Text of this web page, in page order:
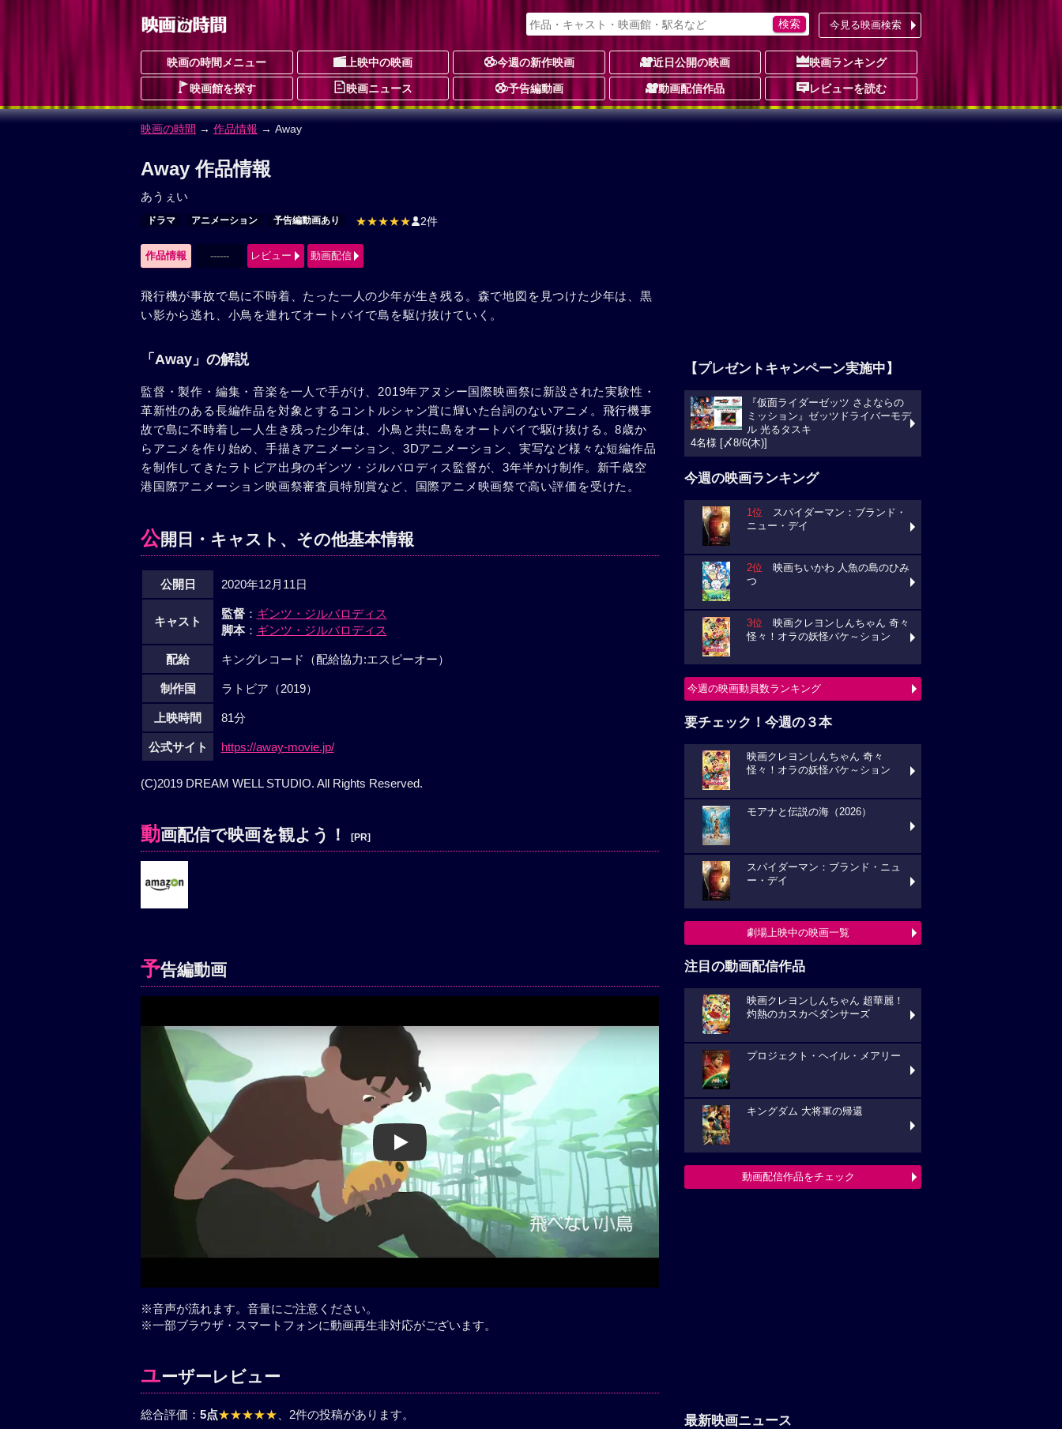
今見る映画検索
映画の時間メニュー 上映中の映画 今週の新作映画 近日公開の映画 映画ランキング
映画館を探す 映画ニュース 予告編動画 動画配信作品 レビューを読む
映画の時間 → 作品情報 → Away
Away 作品情報
あうぇい
ドラマ アニメーション 予告編動画あり ★★★★★ 2件
作品情報 ------ レビュー 動画配信
飛行機が事故で島に不時着、たった一人の少年が生き残る。森で地図を見つけた少年は、黒
い影から逃れ、小鳥を連れてオートバイで島を駆け抜けていく。
「Away」の解説
監督・製作・編集・音楽を一人で手がけ、2019年アヌシー国際映画祭に新設された実験性・
革新性のある長編作品を対象とするコントルシャン賞に輝いた台詞のないアニメ。飛行機事
故で島に不時着し一人生き残った少年は、小鳥と共に島をオートバイで駆け抜ける。8歳か
らアニメを作り始め、手描きアニメーション、3Dアニメーション、実写など様々な短編作品
を制作してきたラトビア出身のギンツ・ジルバロディス監督が、3年半かけ制作。新千歳空
港国際アニメーション映画祭審査員特別賞など、国際アニメ映画祭で高い評価を受けた。
公開日・キャスト、その他基本情報
公開日 2020年12月11日
キャスト
監督： ギンツ・ジルバロディス
脚本： ギンツ・ジルバロディス
配給 キングレコード（配給協力:エスピーオー）
制作国 ラトビア（2019）
上映時間 81分
公式サイト https://away-movie.jp/
(C)2019 DREAM WELL STUDIO. All Rights Reserved.
動画配信で映画を観よう！ [PR]
予告編動画
Play
※音声が流れます。音量にご注意ください。
※一部ブラウザ・スマートフォンに動画再生非対応がございます。
ユーザーレビュー
総合評価： 5点★★★★★ 、2件の投稿があります。
【プレゼントキャンペーン実施中】
『仮面ライダーゼッツ さよならの
ミッション』ゼッツドライバーモデ
ル 光るタスキ
4名様 [〆8/6(木)]
今週の映画ランキング
1位 スパイダーマン：ブランド・
ニュー・デイ
2位 映画ちいかわ 人魚の島のひみ
つ
3位 映画クレヨンしんちゃん 奇々
怪々！オラの妖怪バケ～ション
今週の映画動員数ランキング
要チェック！今週の３本
映画クレヨンしんちゃん 奇々
怪々！オラの妖怪バケ～ション
モアナと伝説の海（2026）
スパイダーマン：ブランド・ニュ
ー・デイ
劇場上映中の映画一覧
注目の動画配信作品
映画クレヨンしんちゃん 超華麗！
灼熱のカスカベダンサーズ
プロジェクト・ヘイル・メアリー
キングダム 大将軍の帰還
動画配信作品をチェック
最新映画ニュース